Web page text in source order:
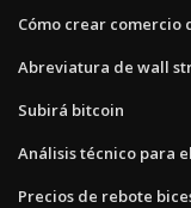
Cómo crear comercio
Abreviatura de wall
Subirá bitcoin
Análisis técnico para
Precios de rebote